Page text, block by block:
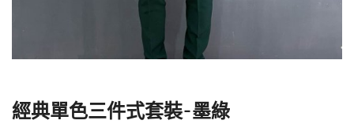
經典單色三件式套裝-墨綠